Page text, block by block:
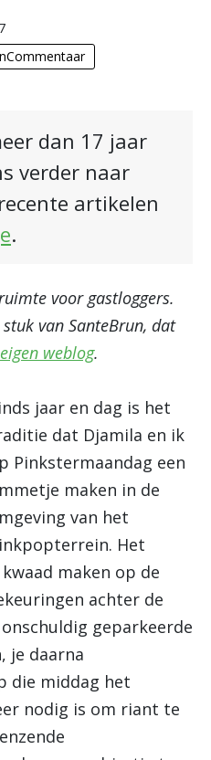
dan 17 jaar
verder naar
artikelen
.
voor gastloggers.
van SanteBrun, dat
weblog.
jaar en dag is het
dat Djamila en ik
Pinkstermaandag een
maken in de
van het
Het
maken op de
achter de
geparkeerde
je daarna
die middag het
nodig is om riant te